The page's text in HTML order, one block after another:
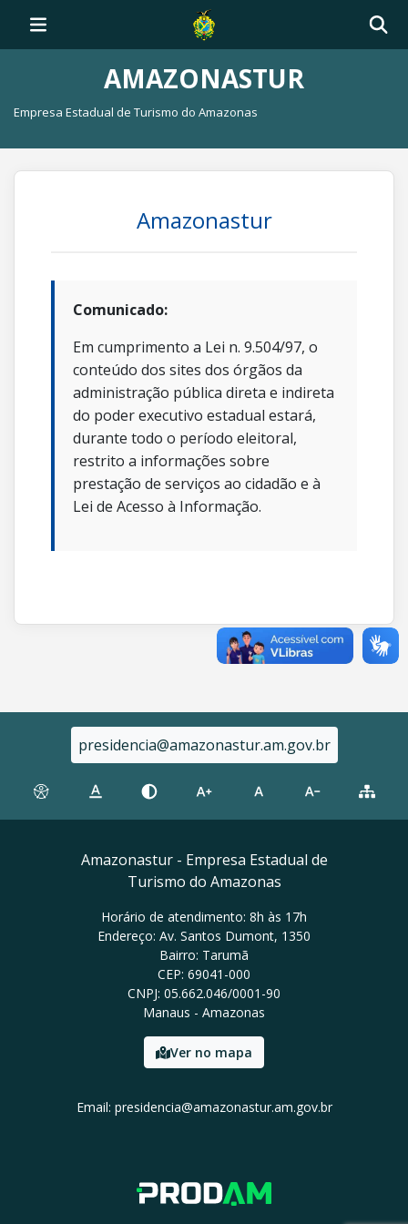
AMAZONASTUR
Empresa Estadual de Turismo do Amazonas
Amazonastur
Comunicado:
Em cumprimento a Lei n. 9.504/97, o
conteúdo dos sites dos órgãos da
administração pública direta e indireta
do poder executivo estadual estará,
durante todo o período eleitoral,
restrito a informações sobre
prestação de serviços ao cidadão e à
Lei de Acesso à Informação.
presidencia@amazonastur.am.gov.br
Amazonastur - Empresa Estadual de
Turismo do Amazonas
Horário de atendimento: 8h às 17h
Endereço: Av. Santos Dumont, 1350
Bairro: Tarumã
CEP: 69041-000
CNPJ: 05.662.046/0001-90
Manaus - Amazonas
Ver no mapa
Email: presidencia@amazonastur.am.gov.br